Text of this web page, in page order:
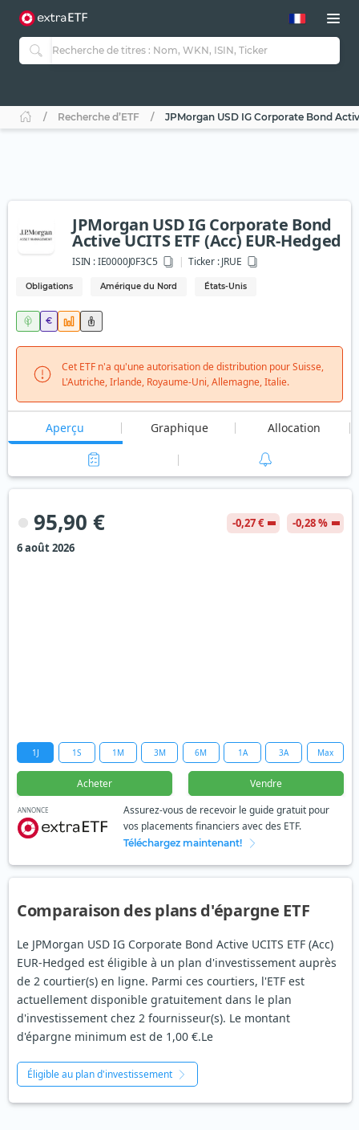
Recherche d’ETF JPMorgan USD IG Corporate Bond
JPMorgan USD IG Corporate Bond
Active UCITS ETF (Acc) EUR-Hedged
ISIN :IE0000J0F3C5 Ticker :JRUE
Obligations Amérique du Nord États-Unis
€
Cet ETF n'a qu'une autorisation de distribution pour Suisse,
L'Autriche, Irlande, Royaume-Uni, Allemagne, Italie.
Aperçu Graphique Allocation
95,90 € -0,27 €
-0,28 %
6 août 2026
1J 1S 1M 3M 6M 1A 3A Max
Acheter Vendre
ANNONCE
Assurez-vous de recevoir le guide gratuit pour
vos placements financiers avec des ETF.
Téléchargez maintenant!
Comparaison des plans d'épargne ETF
Le JPMorgan USD IG Corporate Bond Active UCITS ETF (Acc)
EUR-Hedged est éligible à un plan d'investissement auprès
de 2 courtier(s) en ligne. Parmi ces courtiers, l'ETF est
actuellement disponible gratuitement dans le plan
d'investissement chez 2 fournisseur(s). Le montant
d'épargne minimum est de 1,00 €.Le
Éligible au plan d'investissement